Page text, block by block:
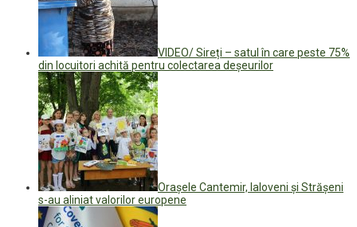
VIDEO/ Sireți – satul în care peste 75%
din locuitori achită pentru colectarea deșeurilor
Orașele Cantemir, Ialoveni și Strășeni
s-au aliniat valorilor europene